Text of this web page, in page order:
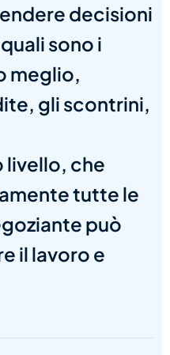
decisioni
sono i
meglio,
gli scontrini,
livello, che
tutte le
può
il lavoro e